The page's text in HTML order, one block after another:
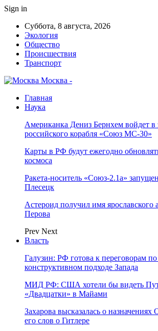
Sign in
Суббота, 8 августа, 2026
Экология
Общество
Происшествия
Транспорт
Москва -
Главная
Наука
Американка Дениз Бернхем войдет
российского корабля «Союз МС-30»
Карты в РФ будут ежегодно
космоса
Ракета-носитель «Союз-2.1а»
Плесецк
Астероид получил имя ярославского
Перова
Prev Next
Власть
Галузин: РФ готова к переговорам
конструктивном подходе Запада
МИД РФ: США хотели бы видеть
«Двадцатки» в Майами
Захарова высказалась о назначениях
его слов о Гитлере